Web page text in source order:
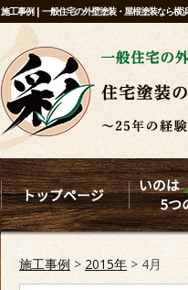
施工事例 | 一般住宅の外壁塗装・屋根塗装なら横
施工事例>2015年>4月